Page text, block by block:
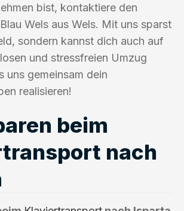
bist, kontaktiere den
Wels aus Wels. Mit uns sparst
sondern kannst dich auch auf
und stressfreien Umzug
uns gemeinsam dein
realisieren!
beim
nach